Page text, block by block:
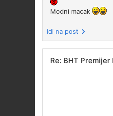
Modni macak
Idi na post
Re: BHT Premijer